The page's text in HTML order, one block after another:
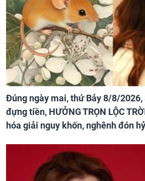
Đúng ngày mai, thứ Bảy 8/8/2026,
đựng tiền, HƯỞNG TRỌN LỘC
hóa giải nguy khốn, nghênh đón